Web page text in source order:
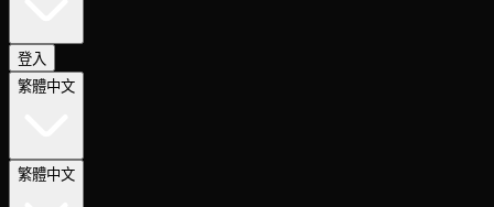
登入
繁體中文
繁體中文